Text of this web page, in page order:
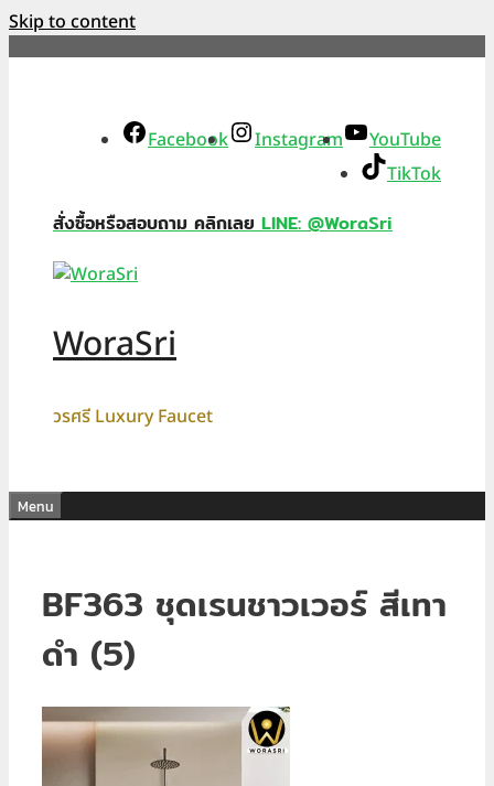
Skip to content
Facebook Instagram
YouTube
TikTok
สั่งซื้อหรือสอบถาม คลิกเลยLINE: @WoraSri
WoraSri
วรศรี Luxury Faucet
Menu
BF363 ชุดเรนชาวเวอร์ สีเทา
ดำ (5)